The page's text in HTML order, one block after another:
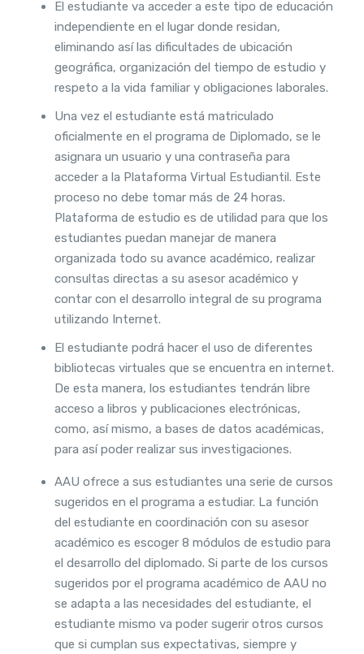
El estudiante va acceder a este tipo de educación
independiente en el lugar donde residan,
eliminando así las dificultades de ubicación
geográfica, organización del tiempo de estudio y
respeto a la vida familiar y obligaciones laborales.
Una vez el estudiante está matriculado
oficialmente en el programa de Diplomado, se le
asignara un usuario y una contraseña para
acceder a la Plataforma Virtual Estudiantil. Este
proceso no debe tomar más de 24 horas.
Plataforma de estudio es de utilidad para que los
estudiantes puedan manejar de manera
organizada todo su avance académico, realizar
consultas directas a su asesor académico y
contar con el desarrollo integral de su programa
utilizando Internet.
El estudiante podrá hacer el uso de diferentes
bibliotecas virtuales que se encuentra en internet.
De esta manera, los estudiantes tendrán libre
acceso a libros y publicaciones electrónicas,
como, así mismo, a bases de datos académicas,
para así poder realizar sus investigaciones.
AAU ofrece a sus estudiantes una serie de cursos
sugeridos en el programa a estudiar. La función
del estudiante en coordinación con su asesor
académico es escoger 8 módulos de estudio para
el desarrollo del diplomado. Si parte de los cursos
sugeridos por el programa académico de AAU no
se adapta a las necesidades del estudiante, el
estudiante mismo va poder sugerir otros cursos
que si cumplan sus expectativas, siempre y